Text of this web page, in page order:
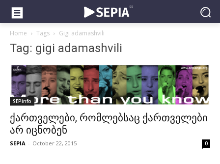
Home Tags Gigi adamashvili
Tag: gigi adamashvili
SEPinfo
ქართველები, რომლებსაც ქართველები
არ იცნობენ
SEPIA - October 22, 2015 0